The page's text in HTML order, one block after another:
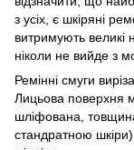
з усіх, є шкіряні
витримують великі
ніколи не вийде з
Ремінні смуги
Лицьова поверхня
шліфована,
стандратною